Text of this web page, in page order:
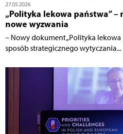
27.05.2026
„Polityka lekowa państwa”
nowe wyzwania
– Nowy dokument „Polityka lekowa
sposób strategicznego wytyczania...